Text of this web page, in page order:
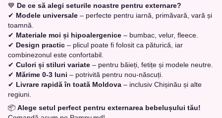
💙 De ce să alegi seturile noastre pentru externare?
✔ Modele universale – perfecte pentru iarnă, primăvară, vară și
toamnă.
✔ Materiale moi și hipoalergenice – bumbac, velur, fleece.
✔ Design practic – plicul poate fi folosit ca păturică, iar
combinezonul este confortabil.
✔ Culori și stiluri variate – pentru băieți, fetițe și modele neutre.
✔ Mărime 0-3 luni – potrivită pentru nou-născuți.
✔ Livrare rapidă în toată Moldova – inclusiv Chișinău și alte
regiuni.
📦 Alege setul perfect pentru externarea bebelușului tău!